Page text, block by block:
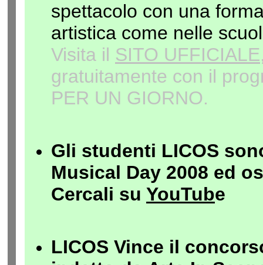
spettacolo con una
artistica come nelle
Visita il SITO UFFICIALE
gratuitamente con il
PER UN GIORNO.
Gli studenti LICOS
Musical Day 2008 ed
Cercali su YouTube
LICOS Vince il